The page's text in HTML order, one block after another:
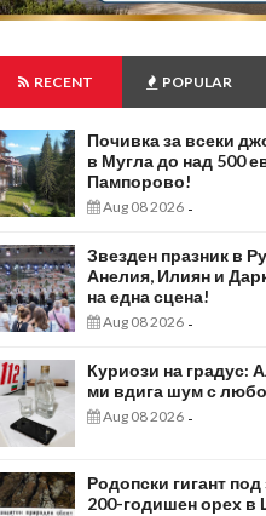
RECENT POPULAR
Почивка за всеки
в Мугла до над 500
Пампорово!
Aug 08 2026 -
Звезден празник в
Анелия, Илиян и
на една сцена!
Aug 08 2026 -
Куриози на градус:
ми вдига шум с
Aug 08 2026 -
Родопски гигант
200-годишен орех в